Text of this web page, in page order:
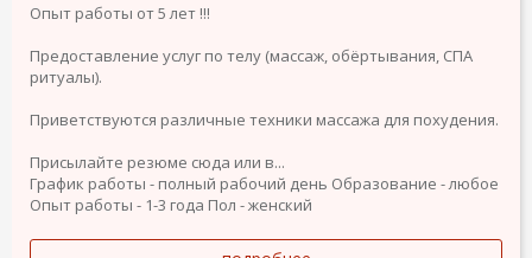
Опыт работы от 5 лет !!!
Предоставление услуг по телу (массаж, обёртывания, СПА
ритуалы).
Приветствуются различные техники массажа для похудения.
Присылайте резюме сюда или в...
График работы - полный рабочий день Образование - любое
Опыт работы - 1-3 года Пол - женский